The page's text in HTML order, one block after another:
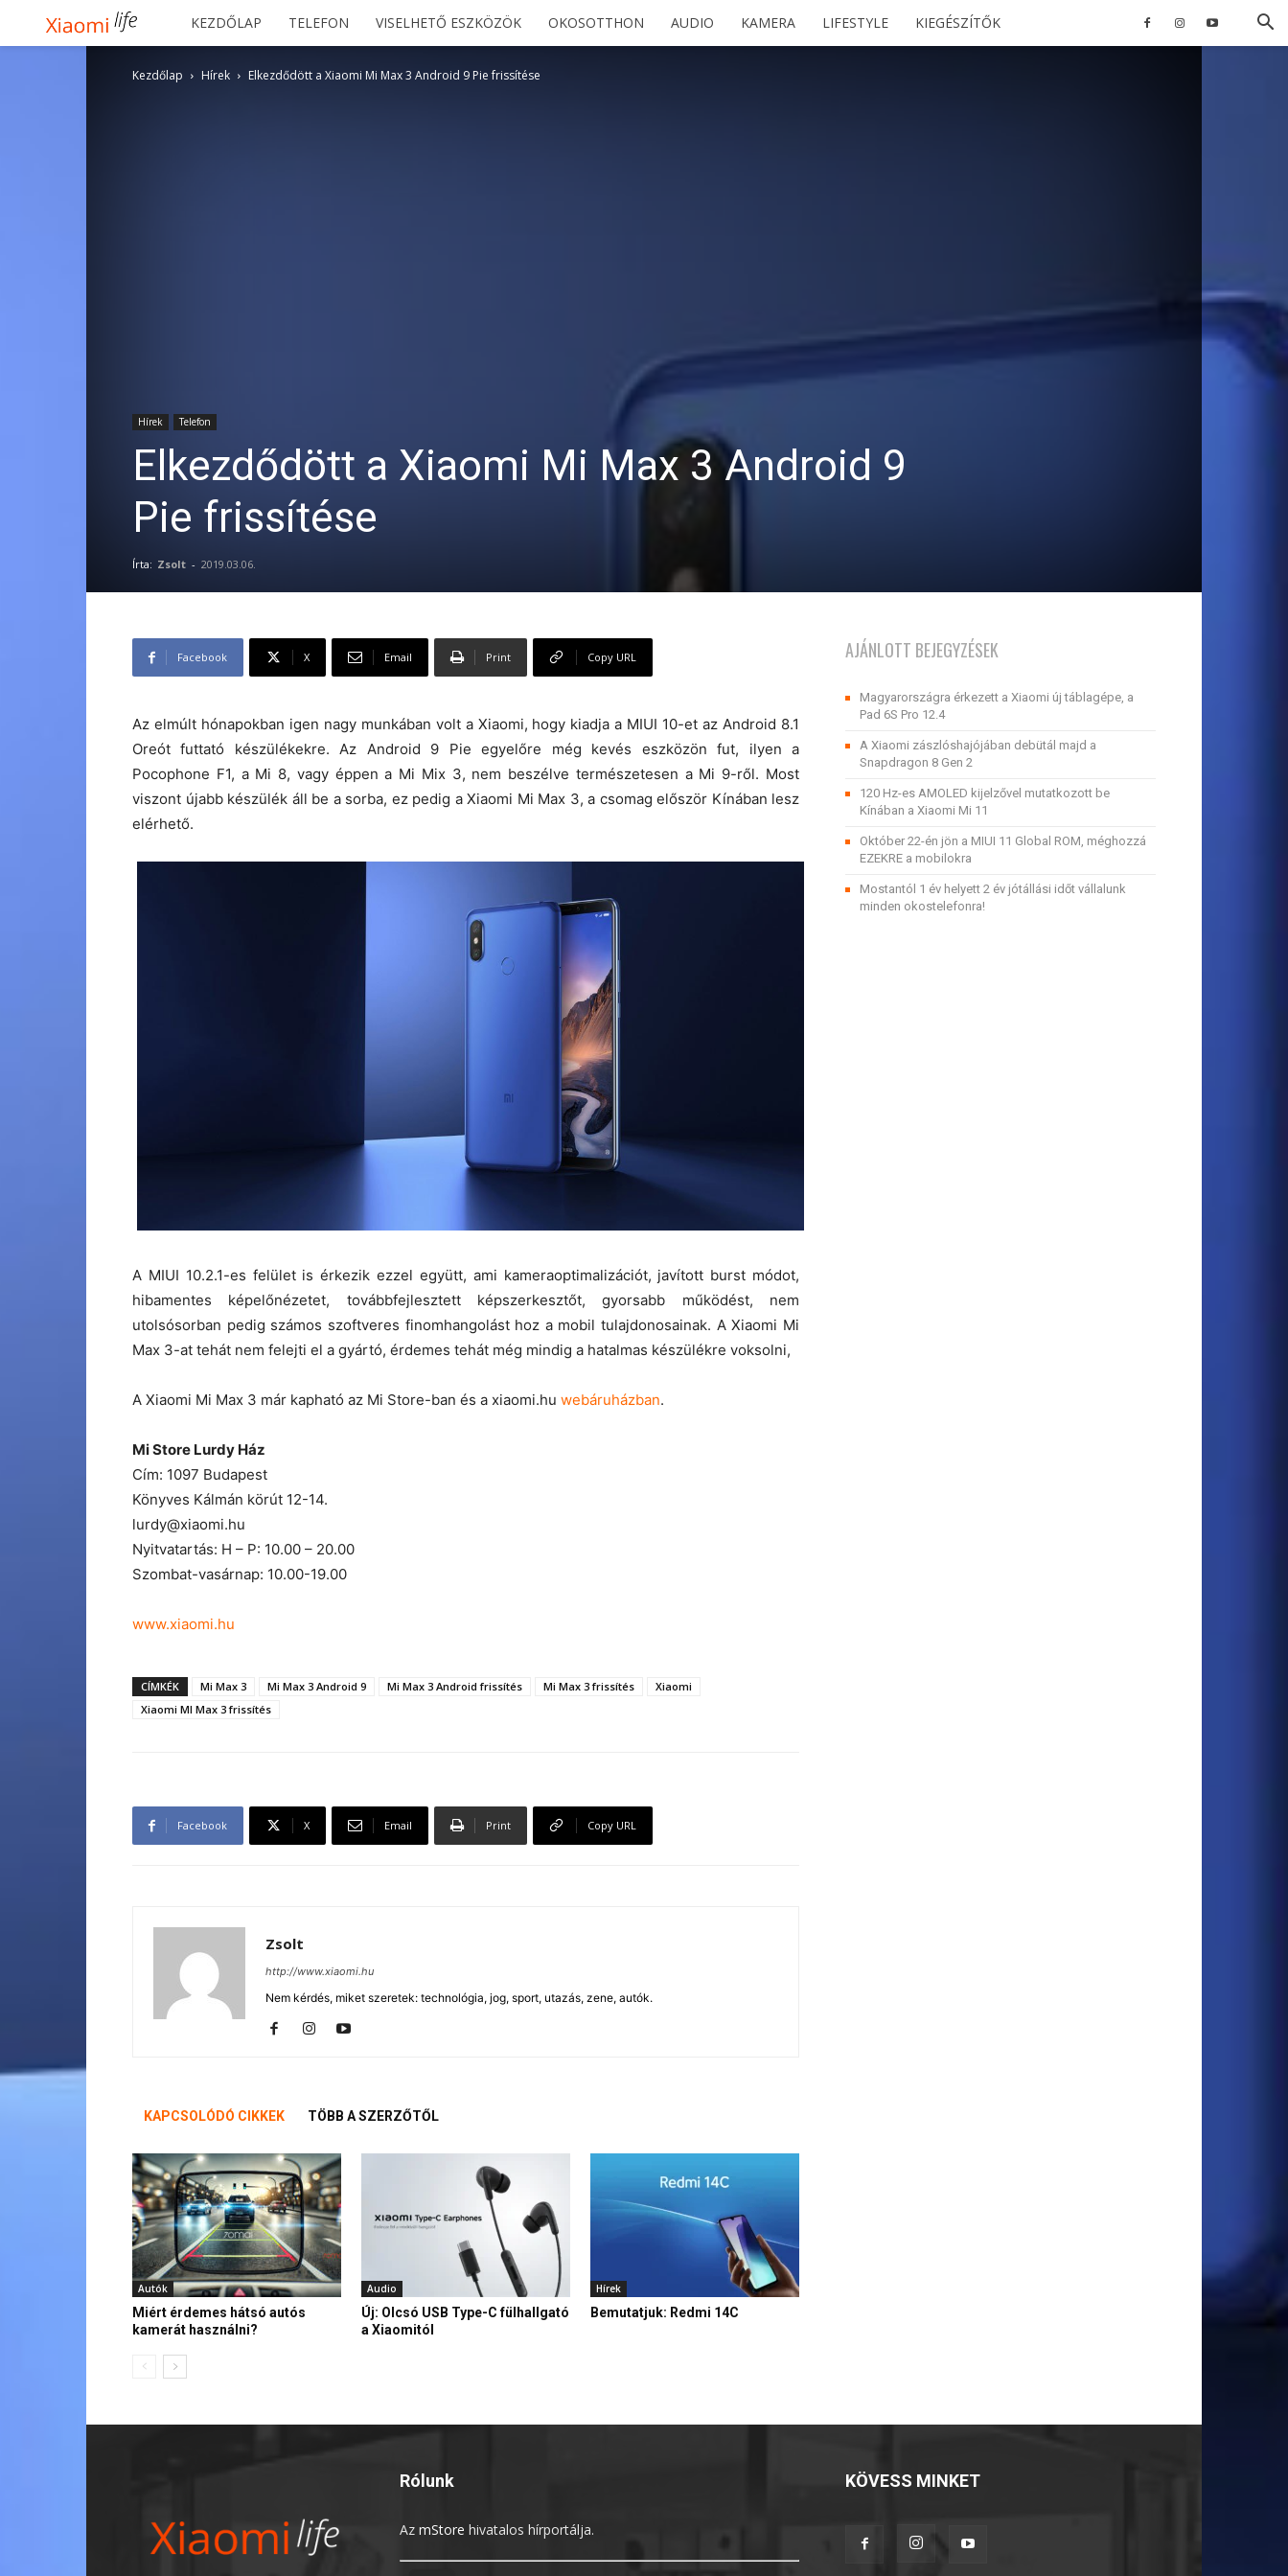
Xiaomilife
KEZDŐLAP TELEFON VISELHETŐ ESZKÖZÖK OKOSOTTHON AUDIO KAMERA LIFESTYLE KIEGÉSZÍTŐK
Kezdőlap Hírek Elkezdődött a Xiaomi Mi Max 3 Android 9 Pie frissítése
Hírek Telefon
Elkezdődött a Xiaomi Mi Max 3 Android 9
Pie frissítése
Írta: Zsolt - 2019.03.06.
Facebook X Email Print Copy URL
Az elmúlt hónapokban igen nagy munkában volt a Xiaomi, hogy kiadja a MIUI 10-et az Android 8.1
Oreót futtató készülékekre. Az Android 9 Pie egyelőre még kevés eszközön fut, ilyen a
Pocophone F1, a Mi 8, vagy éppen a Mi Mix 3, nem beszélve természetesen a Mi 9-ről. Most
viszont újabb készülék áll be a sorba, ez pedig a Xiaomi Mi Max 3, a csomag először Kínában lesz
elérhető.
A MIUI 10.2.1-es felület is érkezik ezzel együtt, ami kameraoptimalizációt, javított burst módot,
hibamentes képelőnézetet, továbbfejlesztett képszerkesztőt, gyorsabb működést, nem
utolsósorban pedig számos szoftveres finomhangolást hoz a mobil tulajdonosainak. A Xiaomi Mi
Max 3-at tehát nem felejti el a gyártó, érdemes tehát még mindig a hatalmas készülékre voksolni,
A Xiaomi Mi Max 3 már kapható az Mi Store-ban és a xiaomi.hu webáruházban.
Mi Store Lurdy Ház
Cím: 1097 Budapest
Könyves Kálmán körút 12-14.
lurdy@xiaomi.hu
Nyitvatartás: H – P: 10.00 – 20.00
Szombat-vasárnap: 10.00-19.00
www.xiaomi.hu
CÍMKÉK Mi Max 3 Mi Max 3 Android 9 Mi Max 3 Android frissítés Mi Max 3 frissítés
Xiaomi
Xiaomi MI Max 3 frissítés
Facebook X Email Print Copy URL
Zsolt
http://www.xiaomi.hu
Nem kérdés, miket szeretek: technológia, jog, sport, utazás, zene, autók.
KAPCSOLÓDÓ CIKKEK TÖBB A SZERZŐTŐL
Autók
Miért érdemes hátsó autós
kamerát használni?
Audio
Új: Olcsó USB Type-C fülhallgató
a Xiaomitól
Hírek
Bemutatjuk: Redmi 14C
AJÁNLOTT BEJEGYZÉSEK
Magyarországra érkezett a Xiaomi új táblagépe, a
Pad 6S Pro 12.4
A Xiaomi zászlóshajójában debütál majd a
Snapdragon 8 Gen 2
120 Hz-es AMOLED kijelzővel mutatkozott be
Kínában a Xiaomi Mi 11
Október 22-én jön a MIUI 11 Global ROM, méghozzá
EZEKRE a mobilokra
Mostantól 1 év helyett 2 év jótállási időt vállalunk
minden okostelefonra!
Rólunk
Az mStore hivatalos hírportálja.
KÖVESS MINKET